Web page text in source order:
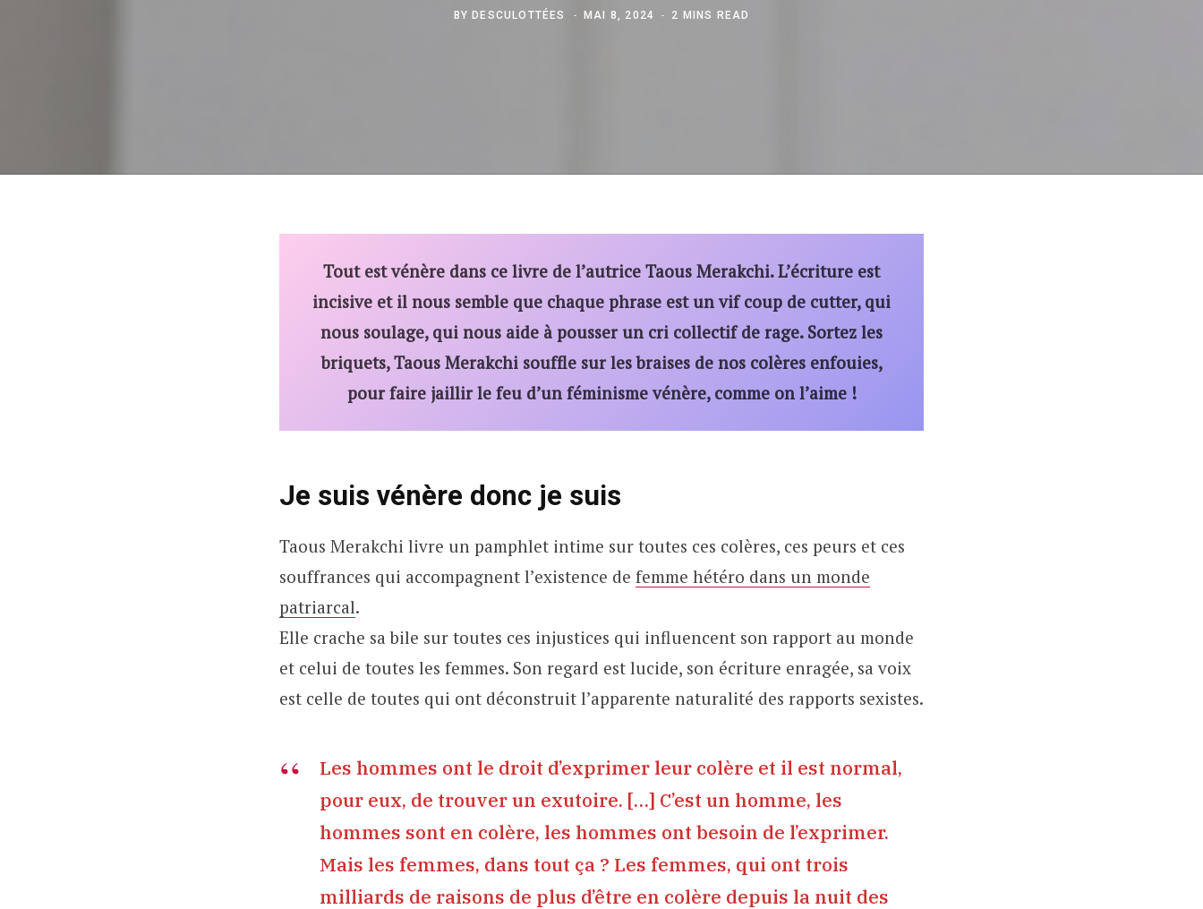
BY DESCULOTTÉES MAI 8, 2024 2 MINS READ
Tout est vénère dans ce livre de l’autrice Taous Merakchi. L’écriture est
incisive et il nous semble que chaque phrase est un vif coup de cutter, qui
nous soulage, qui nous aide à pousser un cri collectif de rage. Sortez les
briquets, Taous Merakchi souffle sur les braises de nos colères enfouies,
pour faire jaillir le feu d’un féminisme vénère, comme on l’aime !
Je suis vénère donc je suis
Taous Merakchi livre un pamphlet intime sur toutes ces colères, ces peurs et ces
souffrances qui accompagnent l’existence de femme hétéro dans un monde
patriarcal.
Elle crache sa bile sur toutes ces injustices qui influencent son rapport au monde
et celui de toutes les femmes. Son regard est lucide, son écriture enragée, sa voix
est celle de toutes qui ont déconstruit l’apparente naturalité des rapports sexistes.
Les hommes ont le droit d’exprimer leur colère et il est normal,
pour eux, de trouver un exutoire. […] C’est un homme, les
hommes sont en colère, les hommes ont besoin de l’exprimer.
Mais les femmes, dans tout ça ? Les femmes, qui ont trois
milliards de raisons de plus d’être en colère depuis la nuit des